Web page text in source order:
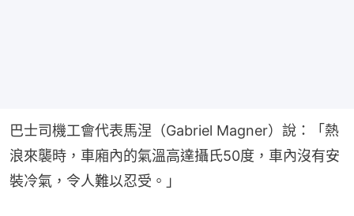
巴士司機工會代表馬涅（Gabriel Magner）說：「熱
浪來襲時，車廂內的氣溫高達攝氏50度，車內沒有安
裝冷氣，令人難以忍受。」